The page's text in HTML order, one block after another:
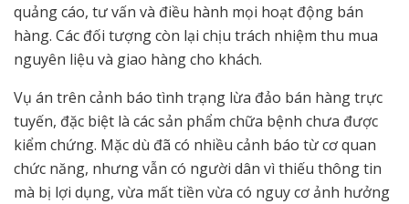
quảng cáo, tư vấn và điều hành mọi hoạt động bán
hàng. Các đối tượng còn lại chịu trách nhiệm thu mua
nguyên liệu và giao hàng cho khách.
Vụ án trên cảnh báo tình trạng lừa đảo bán hàng trực
tuyến, đặc biệt là các sản phẩm chữa bệnh chưa được
kiểm chứng. Mặc dù đã có nhiều cảnh báo từ cơ quan
chức năng, nhưng vẫn có người dân vì thiếu thông tin
mà bị lợi dụng, vừa mất tiền vừa có nguy cơ ảnh hưởng